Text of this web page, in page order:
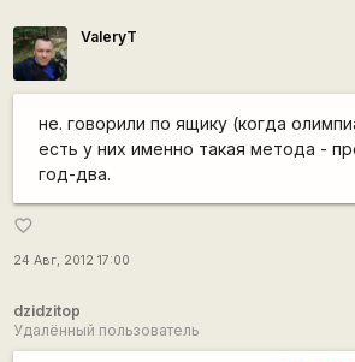
ValeryT
не. говорили по ящику (когда
есть у них именно такая метода -
год-два.
favorite_border
24 Авг, 2012 17:00
dzidzitop
Удалённый пользователь